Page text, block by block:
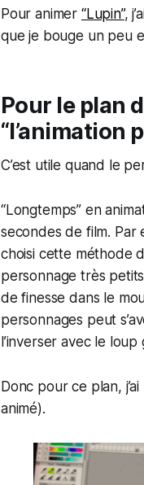
Pour animer “Lupin”,
que je bouge un peu
Pour le plan
“l’animation
C’est utile quand le
“Longtemps” en
secondes de film. Par
choisi cette méthode
personnage très
de finesse dans le
personnages peut
l’inverser avec le
Donc pour ce plan,
animé).